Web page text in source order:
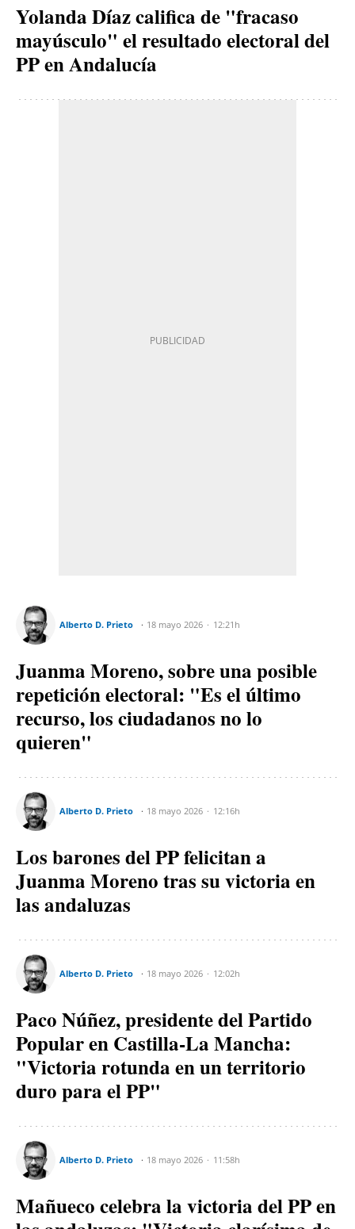
Yolanda Díaz califica de "fracaso
mayúsculo" el resultado electoral del
PP en Andalucía
Alberto D. Prieto 18 mayo 2026 12:21h
Juanma Moreno, sobre una posible
repetición electoral: "Es el último
recurso, los ciudadanos no lo
quieren"
Alberto D. Prieto 18 mayo 2026 12:16h
Los barones del PP felicitan a
Juanma Moreno tras su victoria en
las andaluzas
Alberto D. Prieto 18 mayo 2026 12:02h
Paco Núñez, presidente del Partido
Popular en Castilla-La Mancha:
"Victoria rotunda en un territorio
duro para el PP"
Alberto D. Prieto 18 mayo 2026 11:58h
Mañueco celebra la victoria del PP en